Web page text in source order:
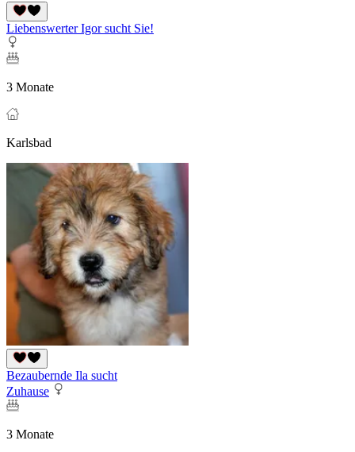
Liebenswerter Igor sucht Sie!
3 Monate
Karlsbad
Bezaubernde Ila sucht
Zuhause
3 Monate